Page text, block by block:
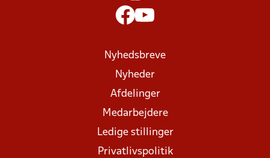
Nyhedsbreve
Nyheder
Afdelinger
Medarbejdere
Ledige stillinger
Privatlivspolitik